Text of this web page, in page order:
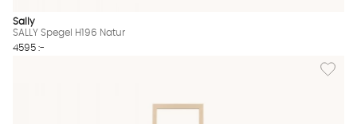
Sally
SALLY Spegel H196 Natur
4595 :-
Lägg